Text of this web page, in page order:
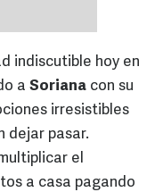
indiscutible hoy en
a Soriana con su
irresistibles
dejar pasar.
el
a casa pagando